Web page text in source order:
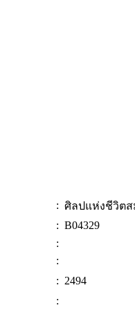
: ศิลปแห่งชีวิต
: B04329
:
:
: 2494
: